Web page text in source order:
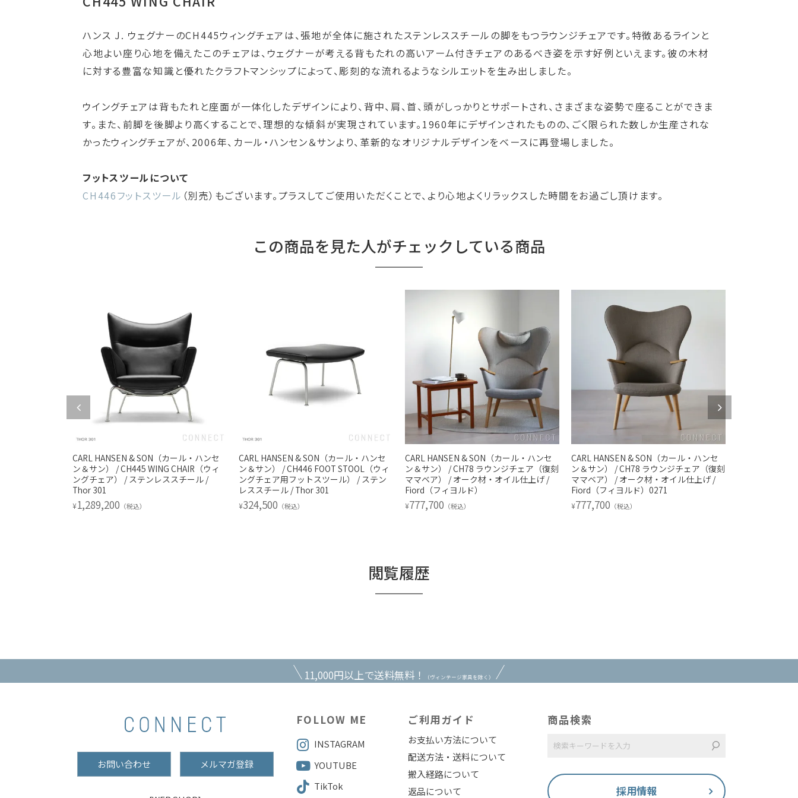
ハンス J. ウェグナーのCH445ウィングチェアは、張地が全体に施されたステンレススチールの脚をもつラウンジチェアです。特徴あるラインと
心地よい座り心地を備えたこのチェアは、ウェグナーが考える背もたれの高いアーム付きチェアのあるべき姿を示す好例といえます。彼の木材
に対する豊富な知識と優れたクラフトマンシップによって、彫刻的な流れるようなシルエットを生み出しました。
ウイングチェアは背もたれと座面が一体化したデザインにより、背中、肩、首、頭がしっかりとサポートされ、さまざまな姿勢で座ることができま
す。また、前脚を後脚より高くすることで、理想的な傾斜が実現されています。1960年にデザインされたものの、ごく限られた数しか生産されな
かったウィングチェアが、2006年、カール・ハンセン＆サンより、革新的なオリジナルデザインをベースに再登場しました。
フットスツールについて
CH446フットスツール （別売）もございます。プラスしてご使用いただくことで、より心地よくリラックスした時間をお過ごし頂けます。
この商品を見た人がチェックしている商品
CARL HANSEN & SON（カール・ハンセ
ン＆サン） / CH445 WING CHAIR（ウィ
ングチェア） / ステンレススチール /
Thor 301
¥1,289,200 （税込）
CARL HANSEN & SON（カール・ハンセ
ン＆サン） / CH446 FOOT STOOL（ウィ
ングチェア用フットスツール） / ステン
レススチール / Thor 301
¥324,500 （税込）
CARL HANSEN & SON（カール・ハンセ
ン＆サン） / CH78 ラウンジチェア（復刻
ママベア） / オーク材・オイル仕上げ /
Fiord（フィヨルド）
¥777,700 （税込）
CARL HANSEN & SON（カール・ハンセ
ン＆サン） / CH78 ラウンジチェア（復刻
ママベア） / オーク材・オイル仕上げ /
Fiord（フィヨルド）0271
¥777,700 （税込）
閲覧履歴
11,000円以上で送料無料！ （ヴィンテージ家具を除く）
お問い合わせ メルマガ登録
FOLLOW ME
INSTAGRAM
YOUTUBE
TikTok
ご利用ガイド
お支払い方法について
配送方法・送料について
搬入経路について
返品について
商品検索
採用情報